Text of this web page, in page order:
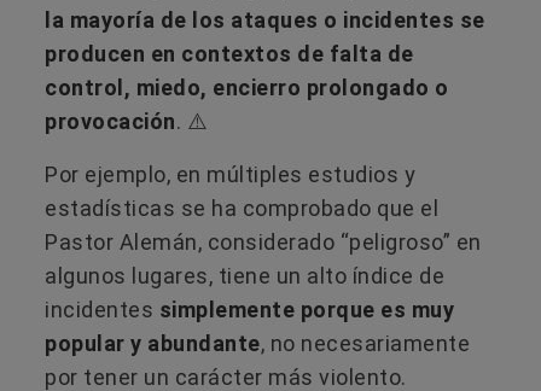
la mayoría de los ataques o incidentes se
producen en contextos de falta de
control, miedo, encierro prolongado o
provocación. ⚠️
Por ejemplo, en múltiples estudios y
estadísticas se ha comprobado que el
Pastor Alemán, considerado “peligroso” en
algunos lugares, tiene un alto índice de
incidentes simplemente porque es muy
popular y abundante, no necesariamente
por tener un carácter más violento.